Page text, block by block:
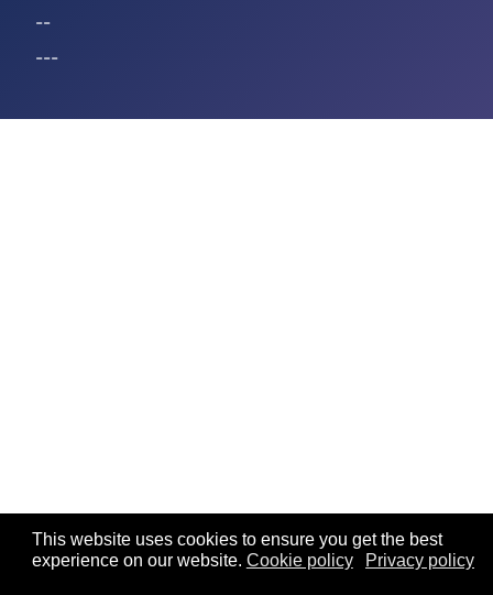
This website uses cookies to ensure you get the best
experience on our website. Cookie policy Privacy policy
--
---